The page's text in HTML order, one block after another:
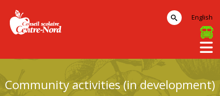
Community activities (in development)
English